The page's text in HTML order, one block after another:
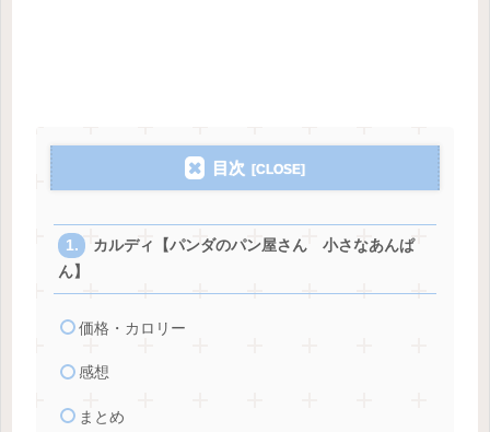
目次
カルディ【パンダのパン屋さん 小さなあんぱ
ん】
価格・カロリー
感想
まとめ